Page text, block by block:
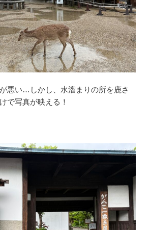
悪い…しかし、水溜まりの所を鹿さ
で写真が映える！